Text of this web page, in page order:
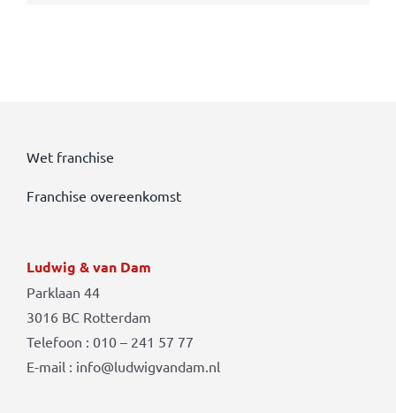
Wet franchise
Franchise overeenkomst
Ludwig & van Dam
Parklaan 44
3016 BC Rotterdam
Telefoon : 010 – 241 57 77
E-mail : info@ludwigvandam.nl